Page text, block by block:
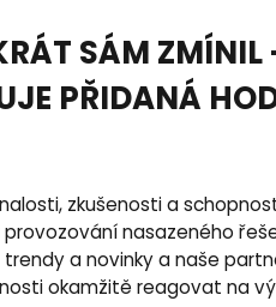
SÁM
PŘIDANÁ
zkušenosti a
nasazeného
a novinky a naše
okamžitě reagovat na